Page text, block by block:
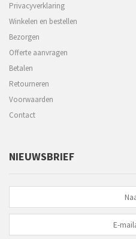
Privacyverklaring
Winkelen en bestellen
Bezorgen
Offerte aanvragen
Betalen
Retourneren
Voorwaarden
Contact
NIEUWSBRIEF